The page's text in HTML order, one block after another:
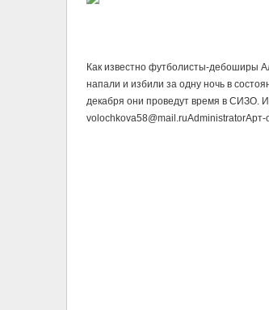
Как известно футболисты-дебоширы
напали и избили за одну ночь в
декабря они проведут время в СИЗО.
volochkova58@mail.ruAdministratorАрт-